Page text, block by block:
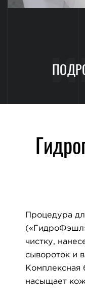
Процедура
чистку,
сывороток и
Комплексная
насыщает